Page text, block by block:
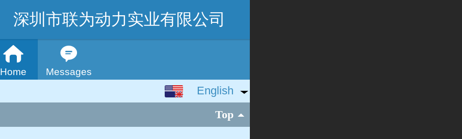
深圳市联为动力实业有限公司
Home Messages
English
English
Top